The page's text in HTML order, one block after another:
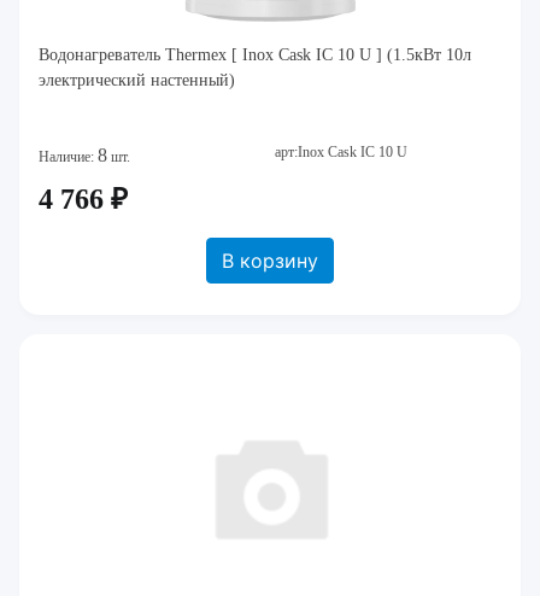
Водонагреватель Thermex [ Inox Cask IC 10 U ] (1.5кВт 10л
электрический настенный)
Наличие: 8 шт. арт:Inox Cask IC 10 U
4 766 ₽
В корзину